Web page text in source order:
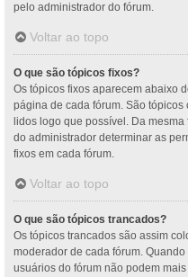
pelo administrador do fórum.
Voltar ao topo
O que são tópicos fixos?
Os tópicos fixos aparecem abaixo
página de cada fórum. São
lidos logo que possível. Da
do administrador determinar as
fixos em cada fórum.
Voltar ao topo
O que são tópicos trancados?
Os tópicos trancados são assim
moderador de cada fórum.
usuários do fórum não podem